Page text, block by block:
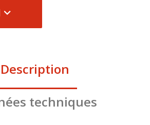
Description
techniques